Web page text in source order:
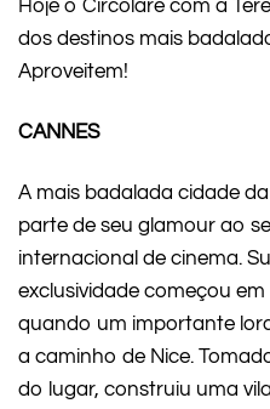
Hoje o Circolare com a
dos destinos mais
Aproveitem!
CANNES
A mais badalada cidade
parte de seu glamour ao
internacional de cinema.
exclusividade começou
quando um importante
a caminho de Nice.
do lugar, construiu uma